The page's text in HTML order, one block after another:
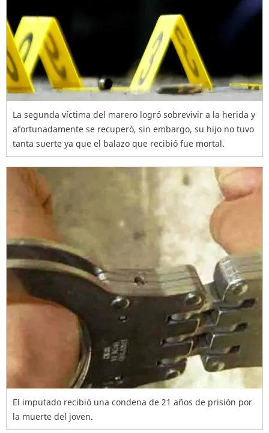
La segunda víctima del marero logró sobrevivir a la herida y
afortunadamente se recuperó, sin embargo, su hijo no tuvo
tanta suerte ya que el balazo que recibió fue mortal.
El imputado recibió una condena de 21 años de prisión por
la muerte del joven.